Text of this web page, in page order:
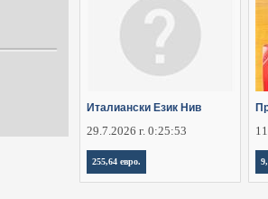
Италиански Език Нив
29.7.2026 г. 0:25:53
255,64 евро.